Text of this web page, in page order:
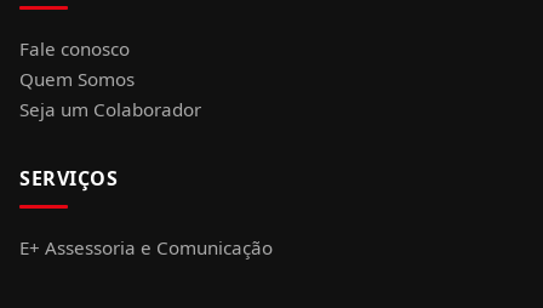
Fale conosco
Quem Somos
Seja um Colaborador
SERVIÇOS
E+ Assessoria e Comunicação